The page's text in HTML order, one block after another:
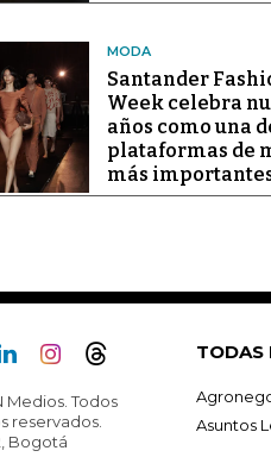
MODA
Santander
Week celebra
años como una
plataformas de
más
Medios. Todos
reservados.
Bogotá
TODAS
Asuntos